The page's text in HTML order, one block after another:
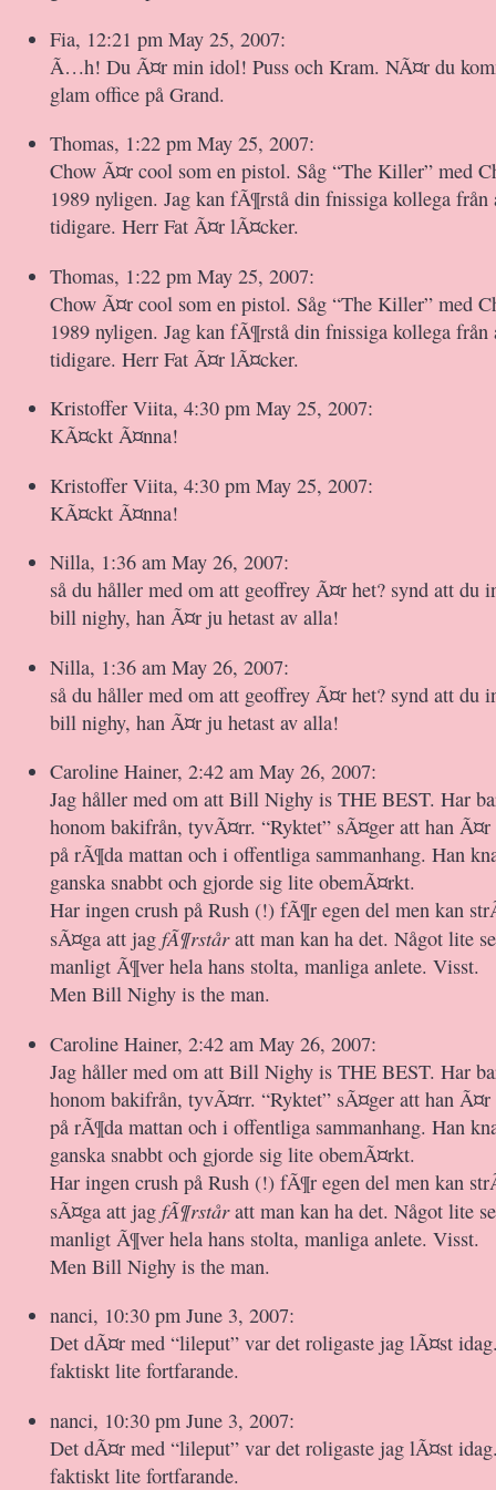
Fia, 12:21 pm May 25, 2007:
Ã…h! Du Ã¤r min idol! Puss och Kram. NÃ¤r du
glam office på Grand.
Thomas, 1:22 pm May 25, 2007:
Chow Ã¤r cool som en pistol. Såg “The Killer” med
1989 nyligen. Jag kan fÃ¶rstå din fnissiga kollega från
tidigare. Herr Fat Ã¤r lÃ¤cker.
Thomas, 1:22 pm May 25, 2007:
Chow Ã¤r cool som en pistol. Såg “The Killer” med
1989 nyligen. Jag kan fÃ¶rstå din fnissiga kollega från
tidigare. Herr Fat Ã¤r lÃ¤cker.
Kristoffer Viita, 4:30 pm May 25, 2007:
KÃ¤ckt Ã¤nna!
Kristoffer Viita, 4:30 pm May 25, 2007:
KÃ¤ckt Ã¤nna!
Nilla, 1:36 am May 26, 2007:
så du håller med om att geoffrey Ã¤r het? synd att du
bill nighy, han Ã¤r ju hetast av alla!
Nilla, 1:36 am May 26, 2007:
så du håller med om att geoffrey Ã¤r het? synd att du
bill nighy, han Ã¤r ju hetast av alla!
Caroline Hainer, 2:42 am May 26, 2007:
Jag håller med om att Bill Nighy is THE BEST. Har
honom bakifrån, tyvÃ¤rr. “Ryktet” sÃ¤ger att han
på rÃ¶da mattan och i offentliga sammanhang. Han
ganska snabbt och gjorde sig lite obemÃ¤rkt.
Har ingen crush på Rush (!) fÃ¶r egen del men kan
sÃ¤ga att jag fÃ¶rståratt man kan ha det. Något lite
manligt Ã¶ver hela hans stolta, manliga anlete. Visst.
Men Bill Nighy is the man.
Caroline Hainer, 2:42 am May 26, 2007:
Jag håller med om att Bill Nighy is THE BEST. Har
honom bakifrån, tyvÃ¤rr. “Ryktet” sÃ¤ger att han
på rÃ¶da mattan och i offentliga sammanhang. Han
ganska snabbt och gjorde sig lite obemÃ¤rkt.
Har ingen crush på Rush (!) fÃ¶r egen del men kan
sÃ¤ga att jag fÃ¶rståratt man kan ha det. Något lite
manligt Ã¶ver hela hans stolta, manliga anlete. Visst.
Men Bill Nighy is the man.
nanci, 10:30 pm June 3, 2007:
Det dÃ¤r med “lileput” var det roligaste jag lÃ¤st
faktiskt lite fortfarande.
nanci, 10:30 pm June 3, 2007:
Det dÃ¤r med “lileput” var det roligaste jag lÃ¤st
faktiskt lite fortfarande.